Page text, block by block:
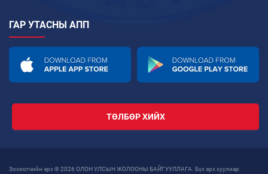
ГАР УТАСНЫ АПП
ТӨЛБӨР ХИЙХ
Зохиогчийн эрх © 2026 ОЛОН УЛСЫН ЖОЛООНЫ БАЙГУУЛЛАГА. Бүх эрх хуулиар